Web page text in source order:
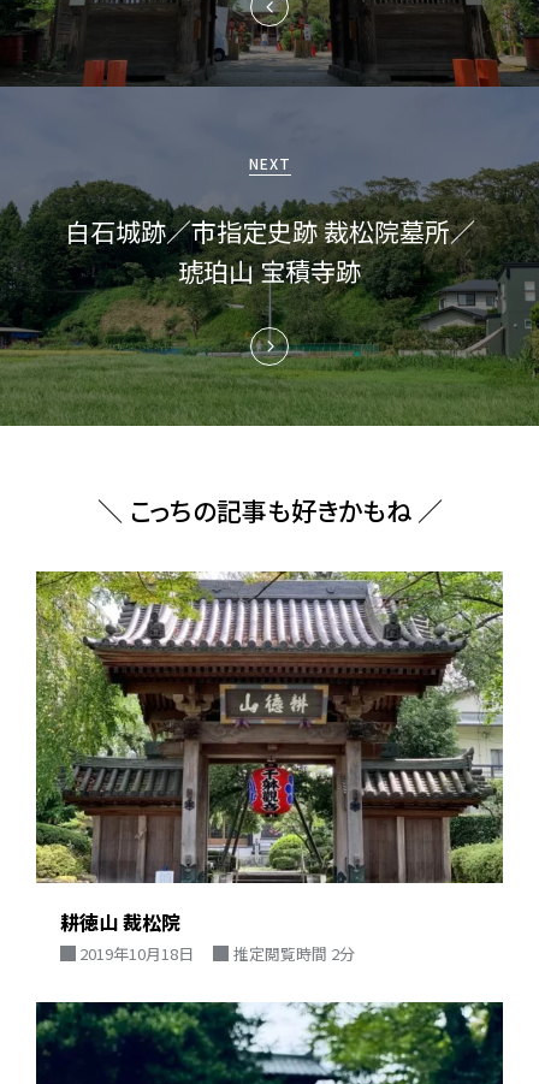
ー
シ
ン
NEXT
白石城跡／市指定史跡 裁松院墓所／
琥珀山 宝積寺跡
＼ こっちの記事も好きかもね ／
耕徳山 裁松院
2019年10月18日 推定閲覧時間 2分